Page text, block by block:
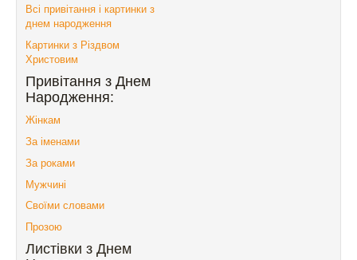
Всі привітання і картинки з
днем народження
Картинки з Різдвом
Христовим
Привітання з Днем
Народження:
Жінкам
За іменами
За роками
Мужчині
Своїми словами
Прозою
Листівки з Днем